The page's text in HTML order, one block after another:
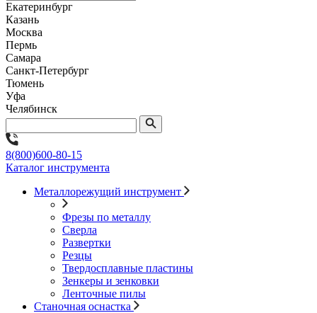
Екатеринбург
Казань
Москва
Пермь
Самара
Санкт-Петербург
Тюмень
Уфа
Челябинск
8(800)600-80-15
Каталог инструмента
Металлорежущий инструмент
Фрезы по металлу
Сверла
Развертки
Резцы
Твердосплавные пластины
Зенкеры и зенковки
Ленточные пилы
Станочная оснастка